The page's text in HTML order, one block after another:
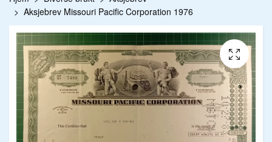
Aksjebrev Missouri Pacific Corporation 1976